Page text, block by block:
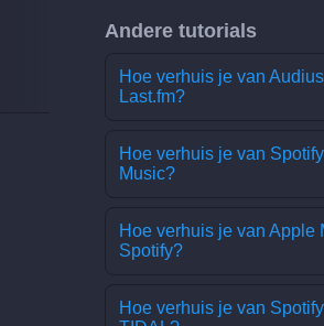
Andere tutorials
Hoe verhuis je van
Last.fm?
Hoe verhuis je van
Music?
Hoe verhuis je van Apple
Spotify?
Hoe verhuis je van